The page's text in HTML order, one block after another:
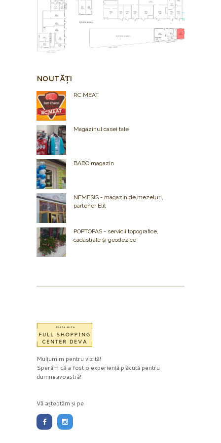
NOUTĂȚI
RC MEAT
Magazinul casei tale
BABO magazin
NEMESIS - magazin de mezeluri,
partener Elit
POPTOPAS - servicii topografice,
cadastrale și geodezice
Mulțumim pentru vizită!
Sperăm că a fost o experiență plăcută pentru
dumneavoastră!
Vă așteptăm și pe